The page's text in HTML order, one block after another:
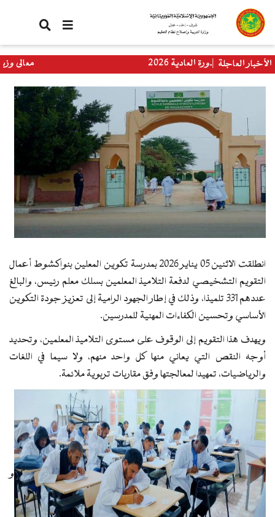
تجاوز
إلى
المحتوى
الرئيسي
الأخبار العاجلة
العادية 2026
معالي وزيرة التربية
انطلقت الاثنين 05 يناير 2026 بمدرسة تكوين المعلين بنواكشوط أعمال
التقويم التشخيصي لدفعة التلاميذ المعلمين بسلك معلم رئيس، والبالغ
عددهم 331 تلميذا، وذلك في إطار الجهود الرامية إلى تعزيز جودة التكوين
الأساسي وتحسين الكفاءات المهنية للمدرسين.
ويهدف هذا التقويم إلى الوقوف على مستوى التلاميذ المعلمين، وتحديد
أوجه النقص التي يعاني منها كل واحد منهم، ولا سيما في اللغات
والرياضيات، تمهيدا لمعالجتها وفق مقاربات تربوية ملائمة.
و